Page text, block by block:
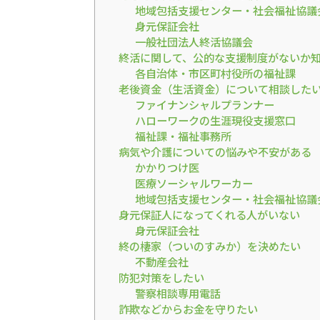
地域包括支援センター・社会福祉協議
身元保証会社
一般社団法人終活協議会
終活に関して、公的な支援制度がないか
各自治体・市区町村役所の福祉課
老後資金（生活資金）について相談した
ファイナンシャルプランナー
ハローワークの生涯現役支援窓口
福祉課・福祉事務所
病気や介護についての悩みや不安がある
かかりつけ医
医療ソーシャルワーカー
地域包括支援センター・社会福祉協議
身元保証人になってくれる人がいない
身元保証会社
終の棲家（ついのすみか）を決めたい
不動産会社
防犯対策をしたい
警察相談専用電話
詐欺などからお金を守りたい